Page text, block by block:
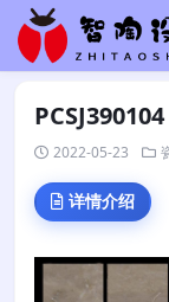
PCSJ390104
2022-05-23
详情介绍